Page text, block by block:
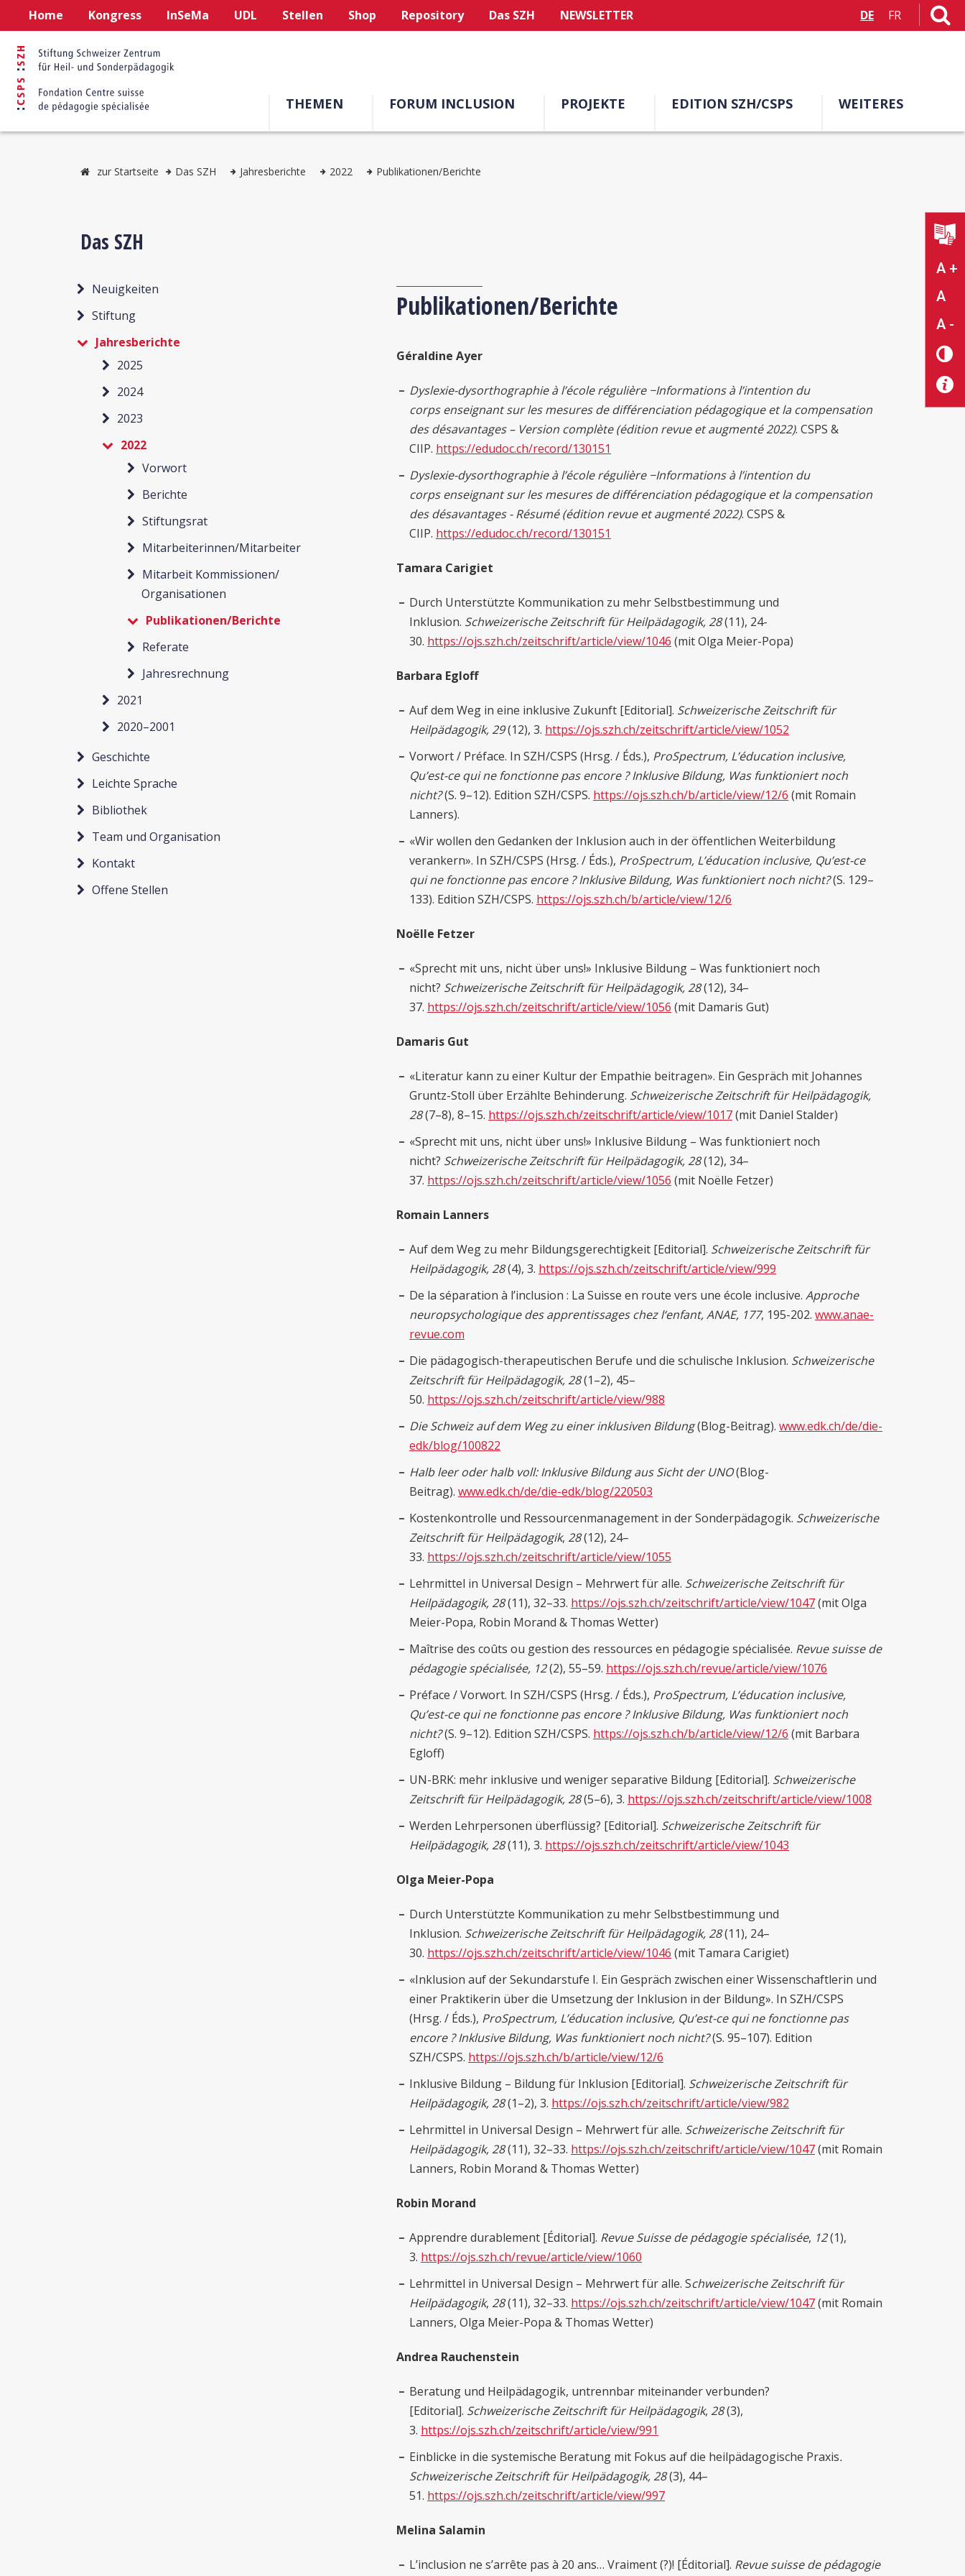
Home Kongress InSeMa UDL Stellen Shop Repository Das SZH NEWSLETTER DE FR
THEMEN FORUM INCLUSION PROJEKTE EDITION SZH/CSPS WEITERES
A +
A
A -
zur Startseite Das SZH Jahresberichte 2022 Publikationen/Berichte
Das SZH
Neuigkeiten
Stiftung
Jahresberichte
2025
2024
2023
2022
Vorwort
Berichte
Stiftungsrat
Mitarbeiterinnen/Mitarbeiter
Mitarbeit Kommissionen/
Organisationen
Publikationen/Berichte
Referate
Jahresrechnung
2021
2020–2001
Geschichte
Leichte Sprache
Bibliothek
Team und Organisation
Kontakt
Offene Stellen
Publikationen/Berichte
Géraldine Ayer
Dyslexie-dysorthographie à l’école régulière −Informations à l’intention du
corpsenseignant sur les mesures de différenciation pédagogique et la compensation
des désavantages – Version complète (édition revue et augmenté 2022). CSPS &
CIIP. https://edudoc.ch/record/130151
Dyslexie-dysorthographie à l’école régulière −Informations à l’intention du
corpsenseignant sur les mesures de différenciation pédagogique et la compensation
des désavantages - Résumé (édition revue et augmenté 2022). CSPS &
CIIP. https://edudoc.ch/record/130151
Tamara Carigiet
Durch Unterstützte Kommunikation zu mehr Selbstbestimmung und
Inklusion. Schweizerische Zeitschrift für Heilpädagogik, 28(11), 24-
30. https://ojs.szh.ch/zeitschrift/article/view/1046 (mit Olga Meier-Popa)
Barbara Egloff
Auf dem Weg in eine inklusive Zukunft [Editorial]. Schweizerische Zeitschrift für
Heilpädagogik, 29(12), 3. https://ojs.szh.ch/zeitschrift/article/view/1052
Vorwort / Préface. In SZH/CSPS (Hrsg. / Éds.), ProSpectrum, L’éducation inclusive,
Qu’est-ce qui ne fonctionne pas encore ?Inklusive Bildung, Was funktioniert noch
nicht?(S. 9–12). Edition SZH/CSPS. https://ojs.szh.ch/b/article/view/12/6 (mit Romain
Lanners).
«Wir wollen den Gedanken der Inklusion auch in der öffentlichen Weiterbildung
verankern». In SZH/CSPS (Hrsg. / Éds.), ProSpectrum, L’éducation inclusive, Qu’est-ce
qui ne fonctionne pas encore ?Inklusive Bildung, Was funktioniert noch nicht?(S. 129–
133). Edition SZH/CSPS. https://ojs.szh.ch/b/article/view/12/6
Noëlle Fetzer
«Sprecht mit uns, nicht über uns!» Inklusive Bildung – Was funktioniert noch
nicht? Schweizerische Zeitschrift für Heilpädagogik, 28(12), 34–
37. https://ojs.szh.ch/zeitschrift/article/view/1056 (mit Damaris Gut)
Damaris Gut
«Literatur kann zu einer Kultur der Empathie beitragen». Ein Gespräch mit Johannes
Gruntz-Stoll über Erzählte Behinderung. Schweizerische Zeitschrift für Heilpädagogik,
28(7–8), 8–15. https://ojs.szh.ch/zeitschrift/article/view/1017(mit Daniel Stalder)
«Sprecht mit uns, nicht über uns!» Inklusive Bildung – Was funktioniert noch
nicht? Schweizerische Zeitschrift für Heilpädagogik, 28(12), 34–
37. https://ojs.szh.ch/zeitschrift/article/view/1056 (mit Noëlle Fetzer)
Romain Lanners
Auf dem Weg zu mehr Bildungsgerechtigkeit [Editorial]. Schweizerische Zeitschrift für
Heilpädagogik, 28(4), 3. https://ojs.szh.ch/zeitschrift/article/view/999
De la séparation à l’inclusion : La Suisse en route vers une école inclusive. Approche
neuropsychologique des apprentissages chez l‘enfant, ANAE, 177, 195-202. www.anae-
revue.com
Die pädagogisch-therapeutischen Berufe und die schulische Inklusion. Schweizerische
Zeitschrift für Heilpädagogik, 28(1–2), 45–
50. https://ojs.szh.ch/zeitschrift/article/view/988
Die Schweiz auf dem Weg zu einer inklusiven Bildung(Blog-Beitrag). www.edk.ch/de/die-
edk/blog/100822
Halb leer oder halb voll: Inklusive Bildung aus Sicht der UNO(Blog-
Beitrag). www.edk.ch/de/die-edk/blog/220503
Kostenkontrolle und Ressourcenmanagement in der Sonderpädagogik. Schweizerische
Zeitschrift für Heilpädagogik, 28(12), 24–
33. https://ojs.szh.ch/zeitschrift/article/view/1055
Lehrmittel in Universal Design – Mehrwert für alle. Schweizerische Zeitschrift für
Heilpädagogik, 28(11), 32–33. https://ojs.szh.ch/zeitschrift/article/view/1047(mit Olga
Meier-Popa, Robin Morand & Thomas Wetter)
Maîtrise des coûts ou gestion des ressources en pédagogie spécialisée. Revue suisse de
pédagogie spécialisée, 12(2), 55–59. https://ojs.szh.ch/revue/article/view/1076
Préface / Vorwort. In SZH/CSPS (Hrsg. / Éds.), ProSpectrum, L’éducation inclusive,
Qu’est-ce qui ne fonctionne pas encore ?Inklusive Bildung, Was funktioniert noch
nicht?(S. 9–12). Edition SZH/CSPS. https://ojs.szh.ch/b/article/view/12/6 (mit Barbara
Egloff)
UN-BRK: mehr inklusive und weniger separative Bildung [Editorial]. Schweizerische
Zeitschrift für Heilpädagogik, 28(5–6), 3. https://ojs.szh.ch/zeitschrift/article/view/1008
Werden Lehrpersonen überflüssig? [Editorial]. Schweizerische Zeitschrift für
Heilpädagogik, 28(11), 3. https://ojs.szh.ch/zeitschrift/article/view/1043
Olga Meier-Popa
Durch Unterstützte Kommunikation zu mehr Selbstbestimmung und
Inklusion. Schweizerische Zeitschrift für Heilpädagogik, 28(11), 24–
30. https://ojs.szh.ch/zeitschrift/article/view/1046 (mit Tamara Carigiet)
«Inklusion auf der Sekundarstufe I. Ein Gespräch zwischen einer Wissenschaftlerin und
einer Praktikerin über die Umsetzung der Inklusion in der Bildung». In SZH/CSPS
(Hrsg. / Éds.), ProSpectrum, L’éducation inclusive, Qu’est-ce qui ne fonctionne pas
encore ?Inklusive Bildung, Was funktioniert noch nicht?(S. 95–107). Edition
SZH/CSPS. https://ojs.szh.ch/b/article/view/12/6
Inklusive Bildung – Bildung für Inklusion [Editorial]. Schweizerische Zeitschrift für
Heilpädagogik, 28(1–2), 3. https://ojs.szh.ch/zeitschrift/article/view/982
Lehrmittel in Universal Design – Mehrwert für alle. Schweizerische Zeitschrift für
Heilpädagogik, 28(11), 32–33. https://ojs.szh.ch/zeitschrift/article/view/1047(mit Romain
Lanners, Robin Morand & Thomas Wetter)
Robin Morand
Apprendre durablement [Éditorial]. Revue Suisse de pédagogie spécialisée, 12(1),
3. https://ojs.szh.ch/revue/article/view/1060
Lehrmittel in Universal Design – Mehrwert für alle. Schweizerische Zeitschrift für
Heilpädagogik, 28(11), 32–33. https://ojs.szh.ch/zeitschrift/article/view/1047(mit Romain
Lanners, Olga Meier-Popa & Thomas Wetter)
Andrea Rauchenstein
Beratung und Heilpädagogik, untrennbar miteinander verbunden?
[Editorial]. Schweizerische Zeitschrift für Heilpädagogik, 28(3),
3. https://ojs.szh.ch/zeitschrift/article/view/991
Einblicke in die systemische Beratung mit Fokus auf die heilpädagogische Praxis.
Schweizerische Zeitschrift für Heilpädagogik, 28(3), 44–
51. https://ojs.szh.ch/zeitschrift/article/view/997
Melina Salamin
L’inclusion ne s’arrête pas à 20 ans… Vraiment (?)! [Éditorial]. Revue suisse de pédagogie